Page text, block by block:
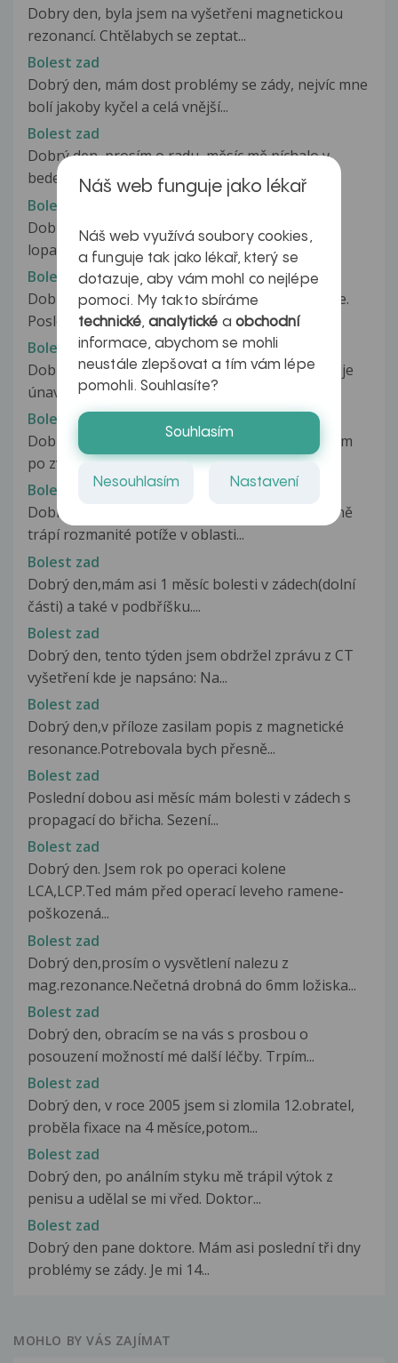
Dobry den, byla jsem na vyšetřeni magnetickou
rezonancí. Chtělabych se zeptat...
Bolest zad
Dobrý den, mám dost problémy se zády, nejvíc mne
bolí jakoby kyčel a celá vnější...
Bolest zad
Dobrý den, prosím o radu, měsíc mě píchalo v
bederní oblasti, bolest se pak...
Bolest zad
Dobrý den. Mam bolesti v pod pravou
lopatkou.Bolesti trvaji uz tyden, nejvice...
Bolest zad
Dobrý den, před pár lety jsem měla úraz na kole.
Poslední dobou trpím bolestí...
Bolest zad
Dobrý den, už rok se potýkám s problémy jako je
únava, bolest zad, uzliny, nechutenství....
Bolest zad
Dobrý den, mám akutní problém, před 1,5 rokem
po zvednutí břemene v rotaci jsem...
Bolest zad
Dobrý večer, již týden mě přerušovaně opětovně
trápí rozmanité potíže v oblasti...
Bolest zad
Dobrý den,mám asi 1 měsíc bolesti v zádech(dolní
části) a také v podbříšku....
Bolest zad
Dobrý den, tento týden jsem obdržel zprávu z CT
vyšetření kde je napsáno: Na...
Bolest zad
Dobrý den,v příloze zasilam popis z magnetické
resonance.Potrebovala bych přesně...
Bolest zad
Poslední dobou asi měsíc mám bolesti v zádech s
propagací do břicha. Sezení...
Bolest zad
Dobrý den. Jsem rok po operaci kolene
LCA,LCP.Ted mám před operací leveho ramene-
poškozená...
Bolest zad
Dobrý den,prosím o vysvětlení nalezu z
mag.rezonance.Nečetná drobná do 6mm ložiska...
Bolest zad
Dobrý den, obracím se na vás s prosbou o
posouzení možností mé další léčby. Trpím...
Bolest zad
Dobrý den, v roce 2005 jsem si zlomila 12.obratel,
proběla fixace na 4 měsíce,potom...
Bolest zad
Dobrý den, po análním styku mě trápil výtok z
penisu a udělal se mi vřed. Doktor...
Bolest zad
Dobrý den pane doktore. Mám asi poslední tři dny
problémy se zády. Je mi 14...
MOHLO BY VÁS ZAJÍMAT
Náš web funguje jako lékař
Náš web využívá soubory cookies,
a funguje tak jako lékař, který se
dotazuje, aby vám mohl co nejlépe
pomoci. My takto sbíráme
technické,analytické a obchodní
informace, abychom se mohli
neustále zlepšovat a tím vám lépe
pomohli. Souhlasíte?
Souhlasím
Nesouhlasím Nastavení